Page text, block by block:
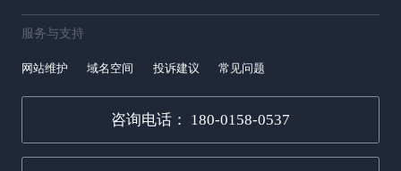
服务与支持
网站维护 域名空间 投诉建议 常见问题
咨询电话： 180-0158-0537